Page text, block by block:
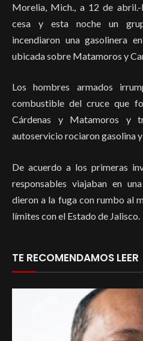
Morelia, Mich., a 12 de
cesa y esta noche un
incendiaron una gasolinera
ubicada sobre Matamoros y
Los hombres armados
combustible del cruce que
Cárdenas y Matamoros y
autoservicio rociaron gasolina
De acuerdo a los primeras
responsables viajaban en
dieron a la fuga con rumbo al
límites con el Estado de Jalisco.
TE RECOMENDAMOS LEER